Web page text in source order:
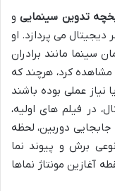
تدوین سینماییو
دیجیتال می پردازد. او
سینما مانند برادران
مشاهده کرد، هرچند که
عملی بوده باشند
در فیلم های اولیه،
جابجایی دوربین، لحظه
برش و پیوند نما
آغازین مونتاژ نماها